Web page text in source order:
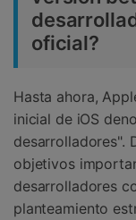
oficial?
Hasta ahora,
inicial de iOS
desarrolladores".
objetivos
desarrolladores
planteamiento